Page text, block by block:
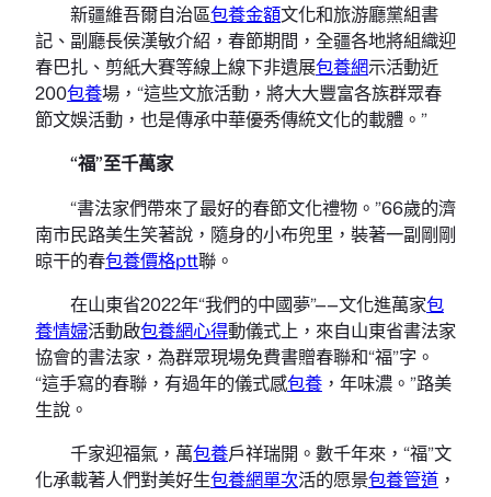
新疆維吾爾自治區包養金額文化和旅游廳黨組書
記、副廳長侯漢敏介紹，春節期間，全疆各地將組織迎
春巴扎、剪紙大賽等線上線下非遺展包養網示活動近
200包養場，“這些文旅活動，將大大豐富各族群眾春
節文娛活動，也是傳承中華優秀傳統文化的載體。”
“福”至千萬家
“書法家們帶來了最好的春節文化禮物。”66歲的濟
南市民路美生笑著說，隨身的小布兜里，裝著一副剛剛
晾干的春包養價格ptt聯。
在山東省2022年“我們的中國夢”——文化進萬家包
養情婦活動啟包養網心得動儀式上，來自山東省書法家
協會的書法家，為群眾現場免費書贈春聯和“福”字。
“這手寫的春聯，有過年的儀式感包養 ，年味濃。”路美
生說。
千家迎福氣，萬包養戶祥瑞開。數千年來，“福”文
化承載著人們對美好生包養網單次活的愿景包養管道 ，